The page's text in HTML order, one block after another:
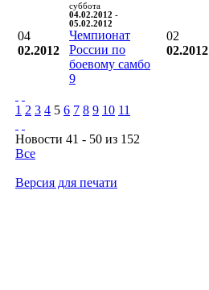
04
02.2012
суббота
04.02.2012 -
05.02.2012
Чемпионат
России по
боевому самбо
9
02
02.2012
1 2 3 4 5 6 7 8 9 10 11
Новости 41 - 50 из 152
Все
Версия для печати